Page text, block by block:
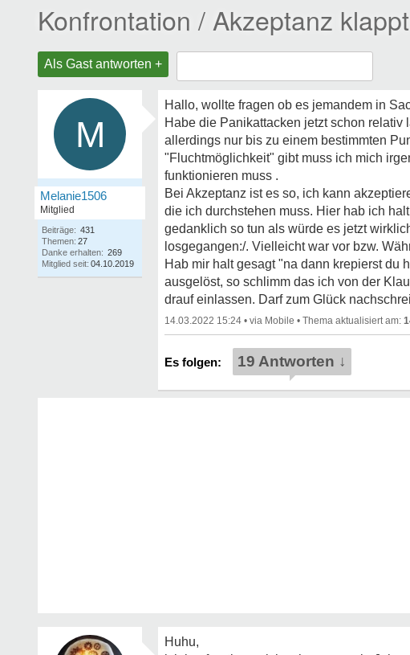
Konfrontation / Akzeptanz
Als Gast antworten +
M
Melanie1506
Mitglied
Beiträge: 431
Themen: 27
Danke erhalten: 269
Mitglied seit: 04.10.2019
Hallo, wollte fragen ob es jemandem in
Habe die Panikattacken jetzt schon
allerdings nur bis zu einem bestimmten
"Fluchtmöglichkeit" gibt muss ich mich
funktionieren muss .
Bei Akzeptanz ist es so, ich kann
die ich durchstehen muss. Hier hab ich
gedanklich so tun als würde es jetzt
losgegangen:/. Vielleicht war vor bzw.
Hab mir halt gesagt "na dann krepierst du
ausgelöst, so schlimm das ich von der
drauf einlassen. Darf zum Glück
14.03.2022 15:24 • •
19 Antworten ↓
Huhu,